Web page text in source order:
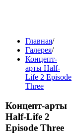
Главная/
Галерея/
Концепт-
арты Half-
Life 2 Episode
Three
Концепт-арты
Half-Life 2
Episode Three